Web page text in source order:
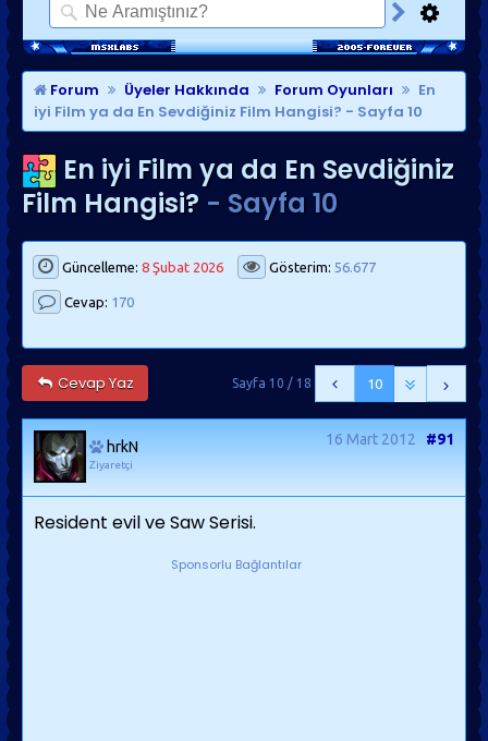
GÜNLÜKLER
SON MESAJLAR
KISAYOLLAR
Forum Üyeler Hakkında Forum Oyunları
En
iyi Film ya da En Sevdiğiniz Film Hangisi? - Sayfa 10
En iyi Film ya da En Sevdiğiniz
Film Hangisi? - Sayfa 10
Güncelleme: 8 Şubat 2026 Gösterim: 56.677
Cevap: 170
Cevap Yaz 10
Sayfa 10 / 18
hrkN
Ziyaretçi
16 Mart 2012 #91
Resident evil ve Saw Serisi.
Sponsorlu Bağlantılar